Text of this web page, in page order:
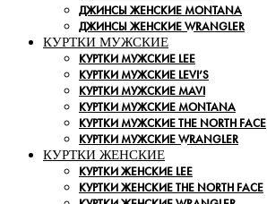
ДЖИНСЫ ЖЕНСКИЕ MONTANA
ДЖИНСЫ ЖЕНСКИЕ WRANGLER
КУРТКИ МУЖСКИЕ
КУРТКИ МУЖСКИЕ LEE
КУРТКИ МУЖСКИЕ LEVI’S
КУРТКИ МУЖСКИЕ MAVI
КУРТКИ МУЖСКИЕ MONTANA
КУРТКИ МУЖСКИЕ THE NORTH FACE
КУРТКИ МУЖСКИЕ WRANGLER
КУРТКИ ЖЕНСКИЕ
КУРТКИ ЖЕНСКИЕ LEE
КУРТКИ ЖЕНСКИЕ THE NORTH FACE